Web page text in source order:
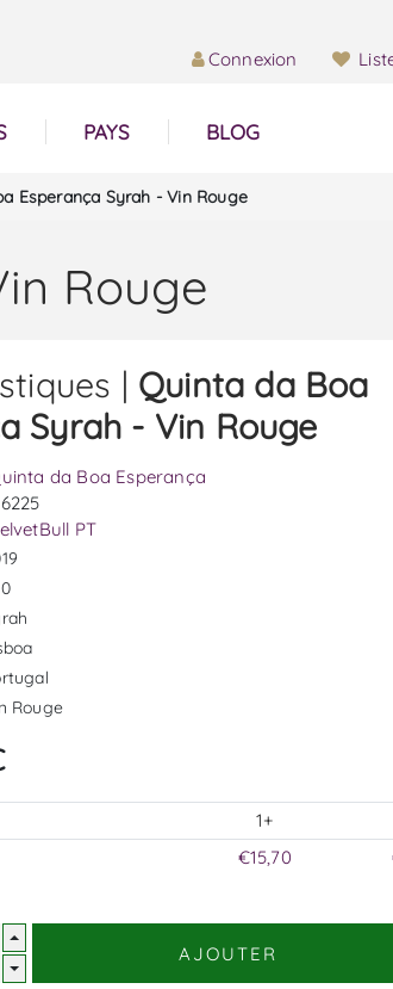
Connexion
PAYS BLOG
Esperança Syrah - Vin Rouge
Rouge
| Quinta da Boa
Syrah - Vin Rouge
da Boa Esperança
PT
Rouge
1+
€15,70
AJOUTER